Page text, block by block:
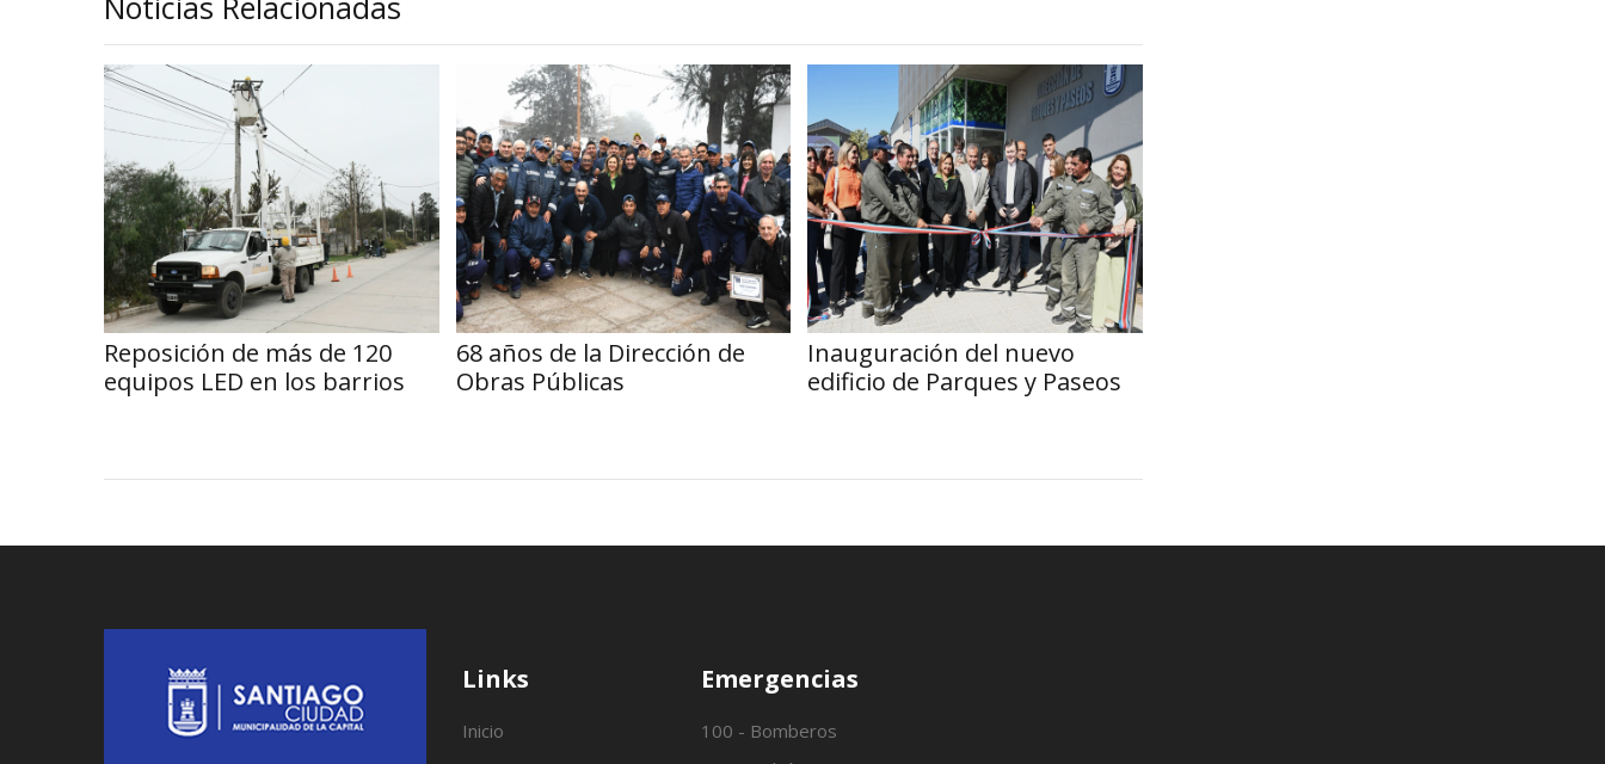
Reposición de más de 120
equipos LED en los barrios
68 años de la Dirección de
Obras Públicas
Inauguración del nuevo
edificio de Parques y Paseos
Links
Inicio
Emergencias
100 - Bomberos